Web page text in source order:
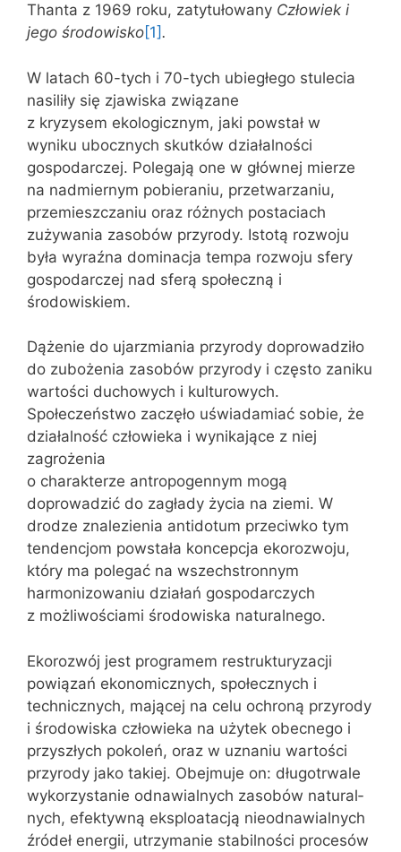
Thanta z 1969 roku, zatytułowany Człowiek i
jego środowisko[1].
W latach 60-tych i 70-tych ubiegłego stulecia
nasiliły się zjawiska związane
z kryzysem ekologicznym, jaki powstał w
wyniku ubocznych skutków działalności
gospodarczej. Polegają one w głównej mierze
na nadmiernym pobieraniu, przetwarzaniu,
przemieszczaniu oraz różnych postaciach
zużywania zasobów przyrody. Istotą rozwoju
była wyraźna dominacja tempa rozwoju sfery
gospodarczej nad sferą społeczną i
środowiskiem.
Dążenie do ujarzmiania przyrody doprowadziło
do zubożenia zasobów przyrody i często zaniku
wartości duchowych i kulturowych.
Społeczeństwo zaczęło uświadamiać sobie, że
działalność człowieka i wynikające z niej
zagrożenia
o charakterze antropogennym mogą
doprowadzić do zagłady życia na ziemi. W
drodze znalezienia antidotum przeciwko tym
tendencjom powstała koncepcja ekorozwoju,
który ma polegać na wszechstronnym
harmonizowaniu działań gospodarczych
z możliwościami środowiska naturalnego.
Ekorozwój jest programem restrukturyzacji
powiązań ekono­micznych, społecznych i
technicznych, mającej na celu ochroną przyrody
i środowiska człowieka na użytek obecnego i
przyszłych pokoleń, oraz w uznaniu wartości
przyrody jako takiej. Obejmuje on: długotrwale
wykorzystanie odnawialnych zasobów natural­
nych, efektywną eksploatacją nieodnawialnych
źródeł energii, utrzymanie stabilności procesów